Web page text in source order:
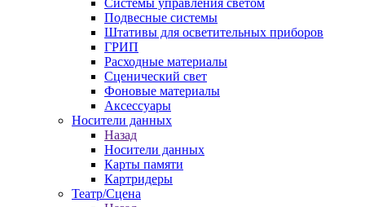
Системы управления светом
Подвесные системы
Штативы для осветительных приборов
ГРИП
Расходные материалы
Сценический свет
Фоновые материалы
Аксессуары
Носители данных
Назад
Носители данных
Карты памяти
Картридеры
Театр/Сцена